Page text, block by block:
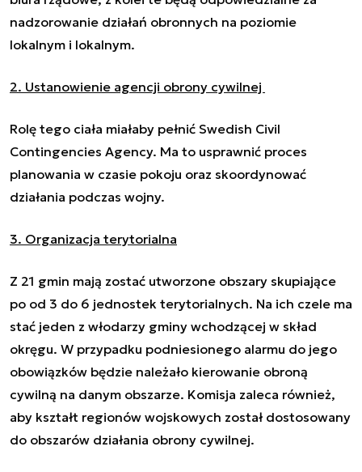
nadzorowanie działań obronnych na poziomie
lokalnym i lokalnym.
2. Ustanowienie agencji obrony cywilnej
Rolę tego ciała miałaby pełnić Swedish Civil
Contingencies Agency. Ma to usprawnić proces
planowania w czasie pokoju oraz skoordynować
działania podczas wojny.
3. Organizacja terytorialna
Z 21 gmin mają zostać utworzone obszary skupiające
po od 3 do 6 jednostek terytorialnych. Na ich czele ma
stać jeden z włodarzy gminy wchodzącej w skład
okręgu. W przypadku podniesionego alarmu do jego
obowiązków będzie należało kierowanie obroną
cywilną na danym obszarze. Komisja zaleca również,
aby kształt regionów wojskowych został dostosowany
do obszarów działania obrony cywilnej.